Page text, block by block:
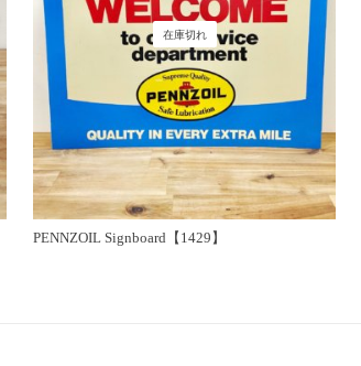
在庫切れ
PENNZOIL Signboard【1429】